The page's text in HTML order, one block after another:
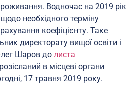
Водночас на 2019 рік
необхідного терміну
коефіцієнту. Таке
директорату вищої освіти і
Шаров до листа
в місцеві органи
17 травня 2019 року.